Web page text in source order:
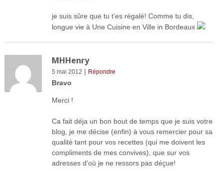
je suis sûre que tu t’es régalé! Comme tu dis,
longue vie à Une Cuisine en Ville in Bordeaux
MHHenry
5 mai 2012 | Répondre
Bravo
Merci !
Ca fait déja un bon bout de temps que je suis votre
blog, je me décise (enfin) à vous remercier pour sa
qualité tant pour vos recettes (qui me doivent les
compliments de mes convives), que sur vos
adresses d’où je ne ressors pas déçue!